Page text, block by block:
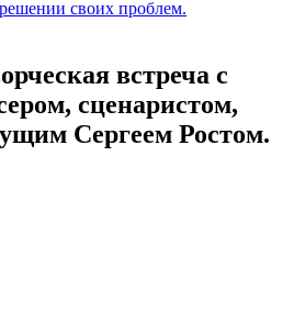
встреча с
сценаристом,
Сергеем Ростом.